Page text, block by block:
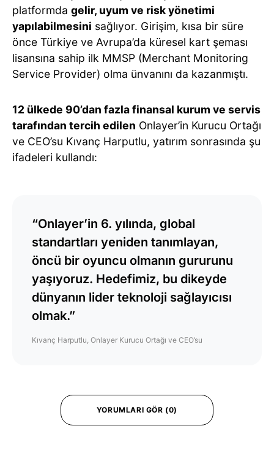
platformda gelir, uyum ve risk yönetimi
yapılabilmesini sağlıyor. Girişim, kısa bir süre
önce Türkiye ve Avrupa’da küresel kart şeması
lisansına sahip ilk MMSP (Merchant Monitoring
Service Provider) olma ünvanını da kazanmıştı.
12 ülkede 90’dan fazla finansal kurum ve servis
tarafından tercih edilen Onlayer’in Kurucu Ortağı
ve CEO’su Kıvanç Harputlu, yatırım sonrasında şu
ifadeleri kullandı:
“Onlayer’in 6. yılında, global
standartları yeniden tanımlayan,
öncü bir oyuncu olmanın gururunu
yaşıyoruz. Hedefimiz, bu dikeyde
dünyanın lider teknoloji sağlayıcısı
olmak.”
Kıvanç Harputlu, Onlayer Kurucu Ortağı ve CEO’su
YORUMLARI GÖR (0)